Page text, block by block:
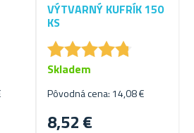
VÝTVARNÝ KUFRÍK 150
KS
★★★★★
★★★★★
Pôvodná cena: 14,08 €
8,52 €
Skladem